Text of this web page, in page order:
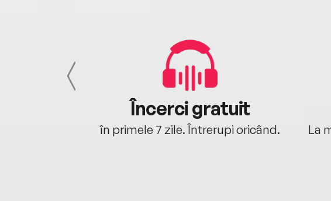
Încerci gratuit
în primele 7 zile. Întrerupi oricând.
La